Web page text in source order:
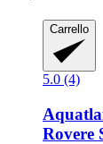
Carrello
5.0 (4)
Rovere